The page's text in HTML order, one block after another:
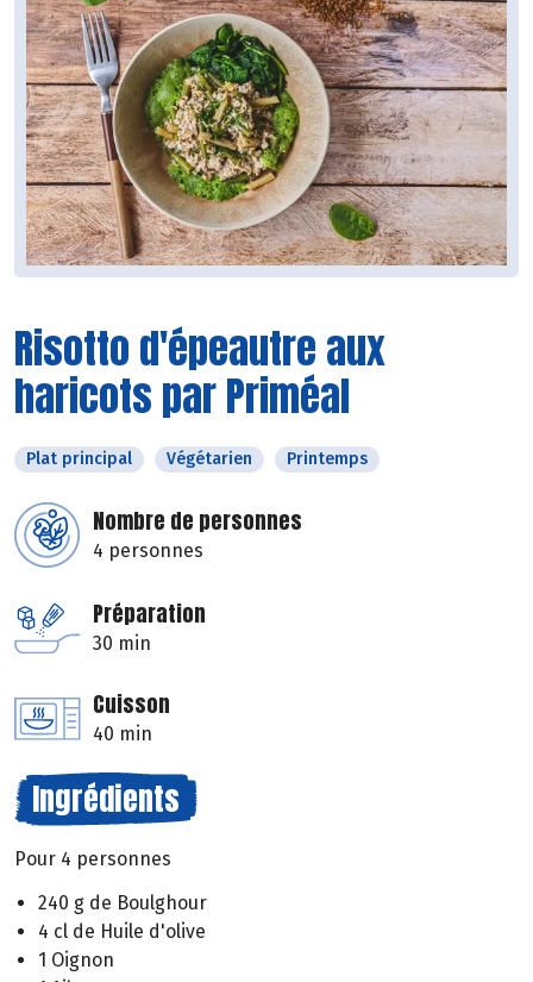
Risotto d'épeautre aux
haricots par Priméal
Plat principal Végétarien Printemps
Nombre de personnes
4 personnes
Préparation
30 min
Cuisson
40 min
Ingrédients
Pour 4 personnes
240 g de Boulghour
4 cl de Huile d'olive
1 Oignon